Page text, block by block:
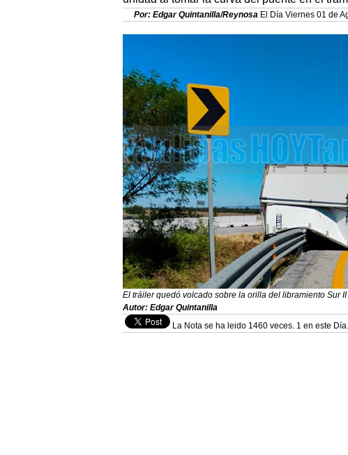
Por: Edgar Quintanilla/Reynosa El Día Viernes 01 de
El tráiler quedó volcado sobre la orilla del libramiento Sur
Autor: Edgar Quintanilla
La Nota se ha leido 1460 veces. 1 en este Día.